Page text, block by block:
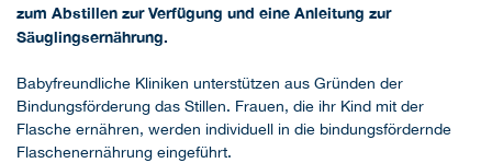
zum Abstillen zur Verfügung und eine Anleitung zur
Säuglingsernährung.
Babyfreundliche Kliniken unterstützen aus Gründen der
Bindungsförderung das Stillen. Frauen, die ihr Kind mit der
Flasche ernähren, werden individuell in die bindungsfördernde
Flaschenernährung eingeführt.